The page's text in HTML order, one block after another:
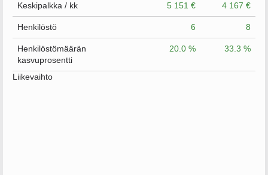
Keskipalkka / kk 5 151 € 4 167 €
Henkilöstö 6 8
Henkilöstömäärän
kasvuprosentti
20.0 % 33.3 %
Liikevaihto